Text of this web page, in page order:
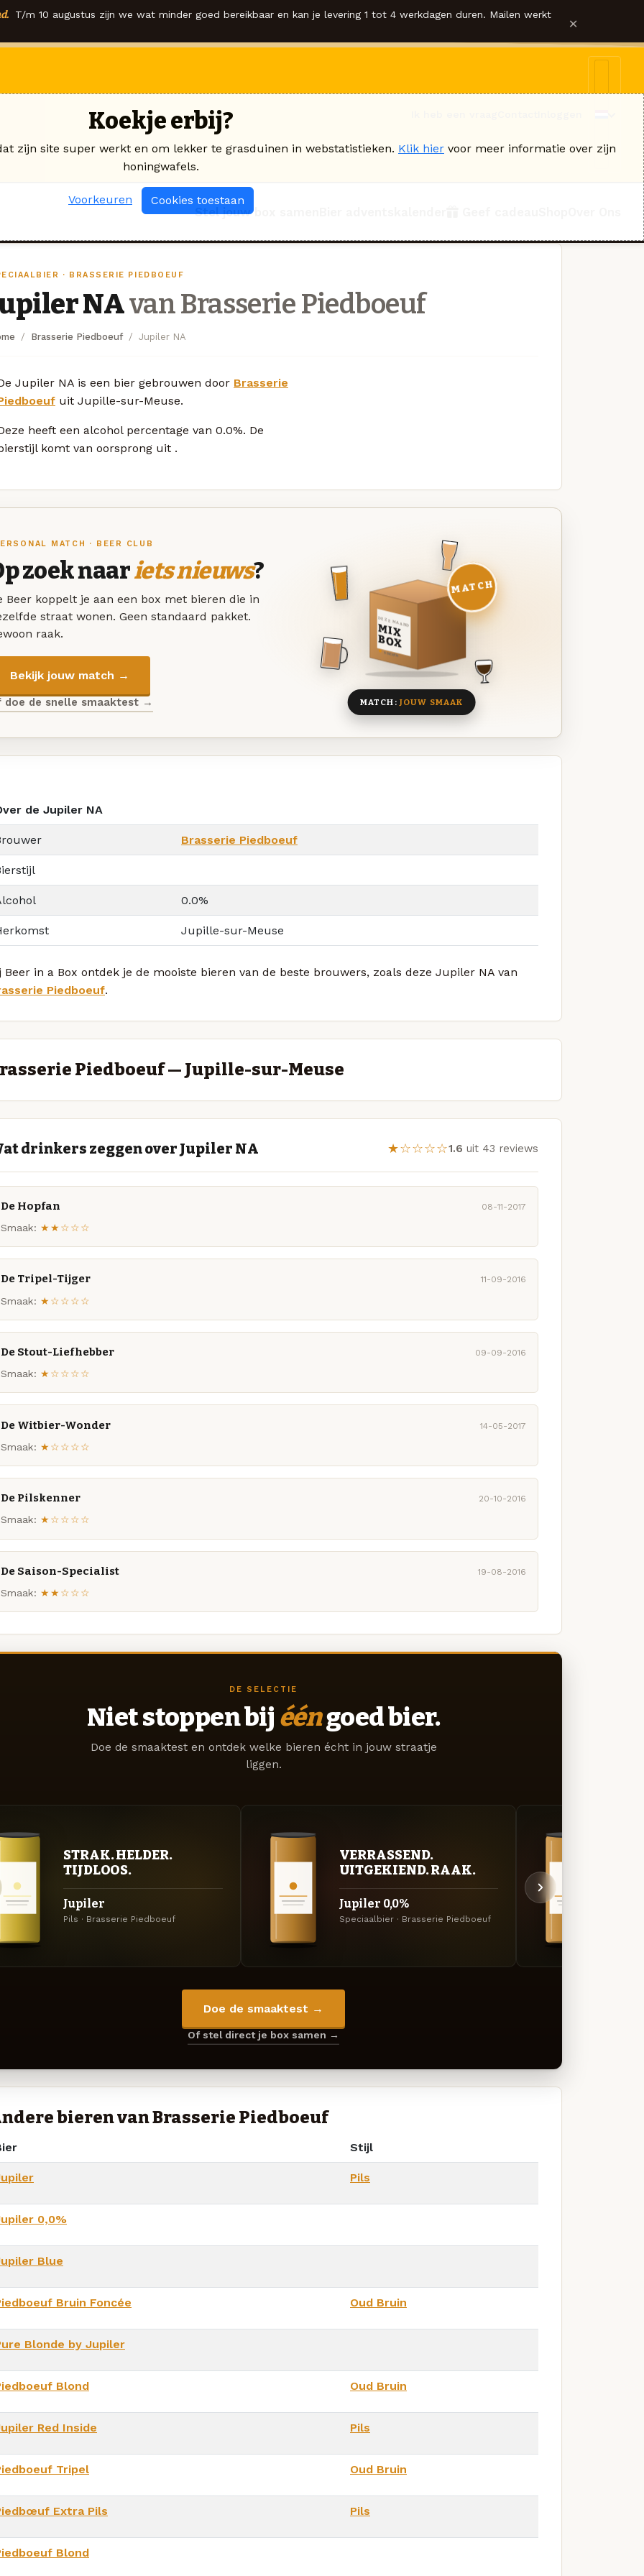
T/m 10 augustus zijn we wat minder goed bereikbaar en kan je levering 1 tot 4 werkdagen duren. Mailen werkt ×
Stel jouw box samen
· BRASSERIE PIEDBOEUF
NAvan Brasserie Piedboeuf
Brasserie Piedboeuf Jupiler NA
Jupiler NA is een bier gebrouwen door Brasserie
uit Jupille-sur-Meuse.
heeft een alcohol percentage van 0.0%. De
komt van oorsprong uit .
MATCH · BEER CLUB
zoek naariets nieuws?
Beer koppelt je aan een box met bieren die in
straat wonen. Geen standaard pakket.
raak.
Bekijk jouw match →
doe de snelle smaaktest →
DEZE MAAND
MIX
BOX
8 BIEREN
MATCH
MATCH: JOUW SMAAK
de Jupiler NA
Brasserie Piedboeuf
0.0%
Jupille-sur-Meuse
Beer in a Box ontdek je de mooiste bieren van de beste brouwers, zoals deze Jupiler NA van
Piedboeuf.
Piedboeuf — Jupille-sur-Meuse
drinkers zeggen over Jupiler NA ★☆☆☆☆1.6 uit 43 reviews
De Hopfan 08-11-2017
Smaak: ★★☆☆☆
De Tripel-Tijger 11-09-2016
Smaak: ★☆☆☆☆
De Stout-Liefhebber 09-09-2016
Smaak: ★☆☆☆☆
De Witbier-Wonder 14-05-2017
Smaak: ★☆☆☆☆
De Pilskenner 20-10-2016
Smaak: ★☆☆☆☆
De Saison-Specialist 19-08-2016
Smaak: ★★☆☆☆
DE SELECTIE
Niet stoppen bij ééngoed bier.
Doe de smaaktest en ontdek welke bieren écht in jouw straatje
liggen.
STRAK. HELDER.
TIJDLOOS.
Jupiler
Pils · Brasserie Piedboeuf
VERRASSEND.
UITGEKIEND. RAAK.
Jupiler 0,0%
Speciaalbier · Brasserie Piedboeuf
Doe de smaaktest →
Of stel direct je box samen →
bieren van Brasserie Piedboeuf
Stijl
Pils
0,0%
Blue
Bruin Foncée Oud Bruin
Blonde by Jupiler
Blond Oud Bruin
Red Inside Pils
Tripel Oud Bruin
Extra Pils Pils
Blond
Koekje erbij?
zijn site super werkt en om lekker te grasduinen in webstatistieken. Klik hier voor meer informatie over zijn
honingwafels.
Voorkeuren Cookies toestaan